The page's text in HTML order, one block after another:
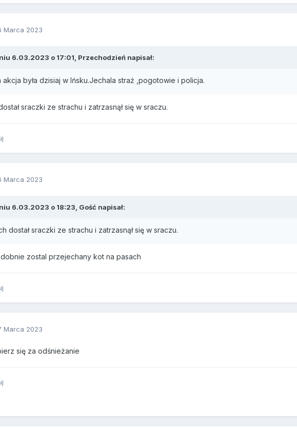
Marca 2023
6.03.2023 o 17:01, Przechodzień napisał:
akcja była dzisiaj w Ińsku.Jechala straż ,pogotowie i policja.
sraczki ze strachu i zatrzasnął się w sraczu.
Marca 2023
6.03.2023 o 18:23, Gość napisał:
dostał sraczki ze strachu i zatrzasnął się w sraczu.
zostal przejechany kot na pasach
Marca 2023
się za odśnieżanie